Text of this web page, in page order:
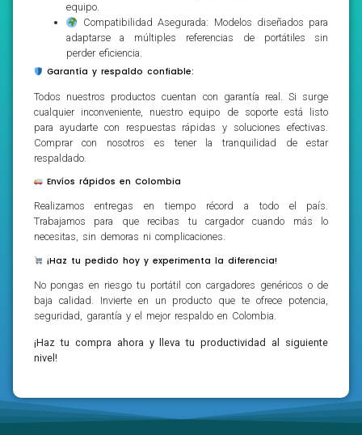
equipo.
Compatibilidad Asegurada: Modelos diseñados para
adaptarse a múltiples referencias de portátiles sin
perder eficiencia.
Garantía y respaldo confiable:
Todos nuestros productos cuentan con garantía real. Si surge
cualquier inconveniente, nuestro equipo de soporte está listo
para ayudarte con respuestas rápidas y soluciones efectivas.
Comprar con nosotros es tener la tranquilidad de estar
respaldado.
Envíos rápidos en Colombia
Realizamos entregas en tiempo récord a todo el país.
Trabajamos para que recibas tu cargador cuando más lo
necesitas, sin demoras ni complicaciones.
¡Haz tu pedido hoy y experimenta la diferencia!
No pongas en riesgo tu portátil con cargadores genéricos o de
baja calidad. Invierte en un producto que te ofrece potencia,
seguridad, garantía y el mejor respaldo en Colombia.
¡Haz tu compra ahora y lleva tu productividad al siguiente
nivel!